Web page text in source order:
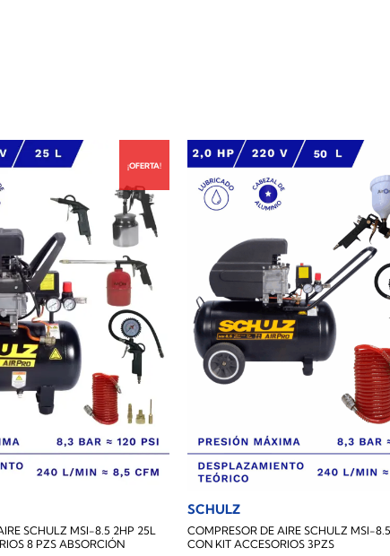
¡OFERTA!
SCHULZ MSI-8.5 2HP 25L
8 PZS ABSORCIÓN
SCHULZ
COMPRESOR DE AIRE SCHULZ MSI-
CON KIT ACCESORIOS 3PZS